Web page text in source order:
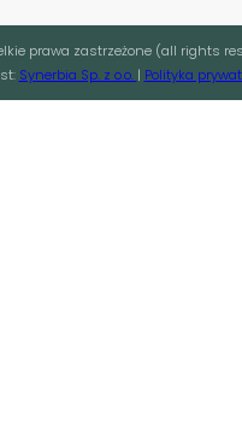
prawa zastrzeżone (all rights
Synerbia Sp. z o.o. | Polityka